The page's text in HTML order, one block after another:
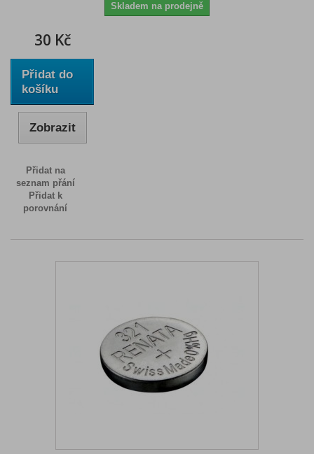
Skladem na prodejně
30 Kč
Přidat do
košíku
Zobrazit
Přidat na
seznam přání
Přidat k
porovnání